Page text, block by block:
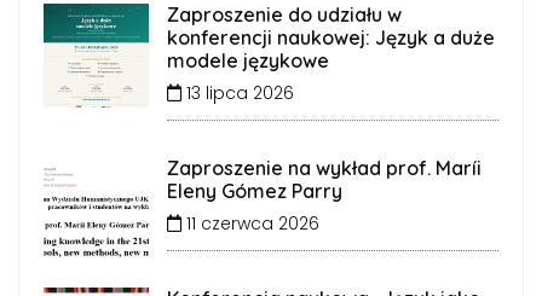
Zaproszenie do udziału w
konferencji naukowej: Język a duże
modele językowe
13 lipca 2026
Zaproszenie na wykład prof. Maríi
Eleny Gómez Parry
11 czerwca 2026